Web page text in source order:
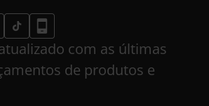
com as últimas
de produtos e